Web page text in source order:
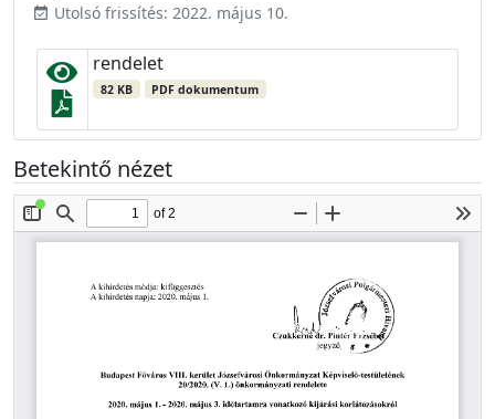
event_available Utolsó frissítés: 2022. május 10.
rendelet
82 KB PDF dokumentum
Betekintő nézet